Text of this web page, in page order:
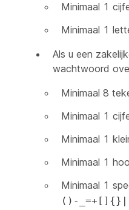
Minimaal 1
Minimaal 1
Als u een
wachtwoord
Minimaal 8
Minimaal 1
Minimaal 1
Minimaal 1
Minimaal 1
()-